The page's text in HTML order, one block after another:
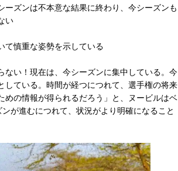
ーズンは不本意な結果に終わり、今シーズンも
い
て慎重な姿勢を示している
ない！現在は、今シーズンに集中している。今
している。時間が経つにつれて、選手権の将来
めの情報が得られるだろう」と、ヌービルはベ
が進むにつれて、状況がより明確になること